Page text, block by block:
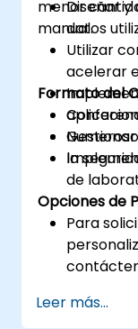
menor
manual.
Diseñar
datos
Utilizar
acelerar
la
Formato del
de
Opciones de
Para
Leer más...